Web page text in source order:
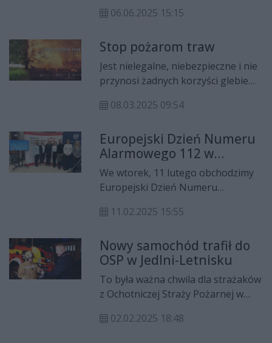
Zebrani przed radomską remizą
okazję docenić rolę straży pożarnej.
Odznaczenia, przemowy i parada
pojazdów strażackich – w ten
sposób uczczono cześć tych, którzy
gotowi są do poświęceń.
06.06.2025 15:15
Stop pożarom traw
Jest nielegalne, niebezpieczne i nie
przynosi żadnych korzyści glebie
traw i nieużytków. Kampania Stop
kwietnia..
08.03.2025 09:54
Europejski Dzień Numeru
Alarmowego 112 w
Radomiu
We wtorek, 11 lutego obchodzimy
Europejski Dzień Numeru
typu centrum ratunkowe w naszym
Podczas uroczystości najlepsi i
najbardziej zasłużeni operatorzy
otrzymali wyróżnienia.
11.02.2025 15:55
Nowy samochód trafił do
OSP w Jedlni-Letnisku
To była ważna chwila dla strażaków
z Ochotniczej Straży Pożarnej w
stycznia do jednostki trafił nowy
02.02.2025 18:48